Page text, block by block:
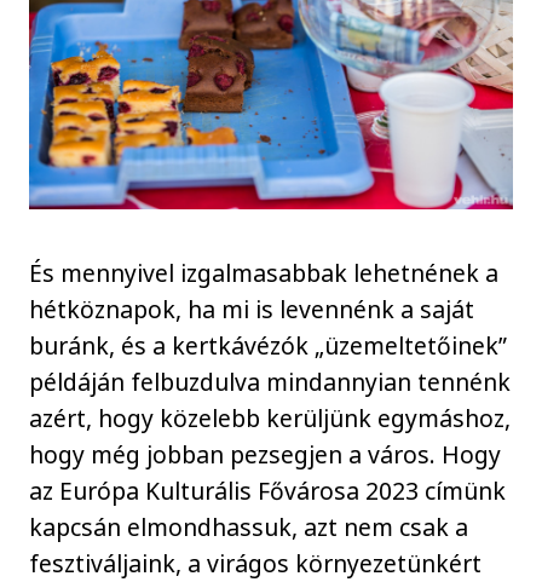
És mennyivel izgalmasabbak lehetnének a
hétköznapok, ha mi is levennénk a saját
buránk, és a kertkávézók „üzemeltetőinek”
példáján felbuzdulva mindannyian tennénk
azért, hogy közelebb kerüljünk egymáshoz,
hogy még jobban pezsegjen a város. Hogy
az Európa Kulturális Fővárosa 2023 címünk
kapcsán elmondhassuk, azt nem csak a
fesztiváljaink, a virágos környezetünkért